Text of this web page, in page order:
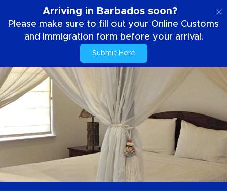
Arriving in Barbados soon?
Please make sure to fill out your Online Customs
and Immigration form before your arrival.
Submit Here